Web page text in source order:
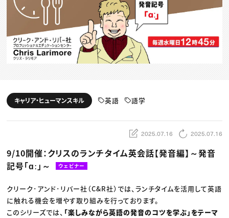
CREATIVE JOB求人検索
特集求人
採用説明会
転職支援サービス
CONTENTS
スキルアップしたい！
動画配信・映像制作
編集・ライティング
ディレクション
TOP Creator’s コラム トップ
Webクリエイター
ゲームクリエイター
クリエイターインタビュー
C＆R Magazine
セミナー
ニュース・トレンド トップ
Web
映像
広告
出版
CREATIVE VILLAGEからのお知らせ
キャリア・ヒューマンスキル 英語 語学
2025.07.16 2025.07.16
9/10開催：クリスのランチタイム英会話【発音編】～発音
記号「ɑː」～
ウェビナー
クリーク･アンド･リバー社（C&R社）では、ランチタイムを活用して英語
に触れる機会を増やす取り組みを行っております。
このシリーズでは、 「楽しみながら英語の発音のコツを学ぶ」をテーマ